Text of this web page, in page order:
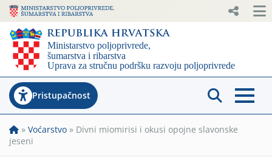
Pristupačnost
» Voćarstvo » Divni miomirisi i okusi opojne slavonske
jeseni